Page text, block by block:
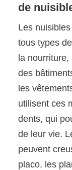
de
Les
tous types
la
des
les
utilisent ces
dents, qui
de leur vie.
peuvent
placo, les